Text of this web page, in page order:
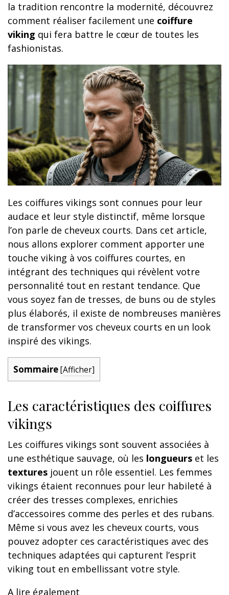
la tradition rencontre la modernité, découvrez
comment réaliser facilement une coiffure
viking qui fera battre le cœur de toutes les
fashionistas.
Les coiffures vikings sont connues pour leur
audace et leur style distinctif, même lorsque
l’on parle de cheveux courts. Dans cet article,
nous allons explorer comment apporter une
touche viking à vos coiffures courtes, en
intégrant des techniques qui révèlent votre
personnalité tout en restant tendance. Que
vous soyez fan de tresses, de buns ou de styles
plus élaborés, il existe de nombreuses manières
de transformer vos cheveux courts en un look
inspiré des vikings.
Sommaire[Afficher]
Les caractéristiques des coiffures
vikings
Les coiffures vikings sont souvent associées à
une esthétique sauvage, où les longueurs et les
textures jouent un rôle essentiel. Les femmes
vikings étaient reconnues pour leur habileté à
créer des tresses complexes, enrichies
d’accessoires comme des perles et des rubans.
Même si vous avez les cheveux courts, vous
pouvez adopter ces caractéristiques avec des
techniques adaptées qui capturent l’esprit
viking tout en embellissant votre style.
A lire également